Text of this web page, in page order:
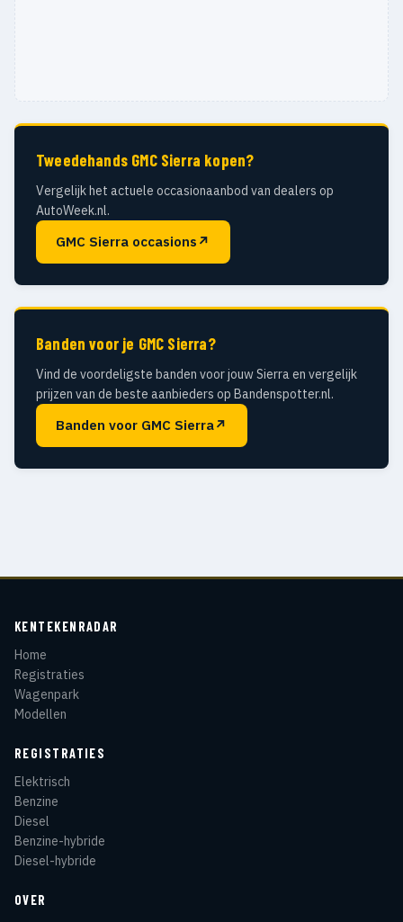
Tweedehands GMC Sierra kopen?
Vergelijk het actuele occasionaanbod van dealers op
AutoWeek.nl.
GMC Sierra occasions ↗
Banden voor je GMC Sierra?
Vind de voordeligste banden voor jouw Sierra en vergelijk
prijzen van de beste aanbieders op Bandenspotter.nl.
Banden voor GMC Sierra↗
KENTEKENRADAR
Home
Registraties
Wagenpark
Modellen
REGISTRATIES
Elektrisch
Benzine
Diesel
Benzine-hybride
Diesel-hybride
OVER